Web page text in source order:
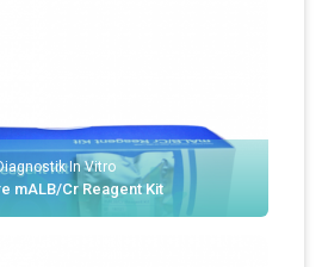
In Vitro
mALB/Cr Reagent Kit